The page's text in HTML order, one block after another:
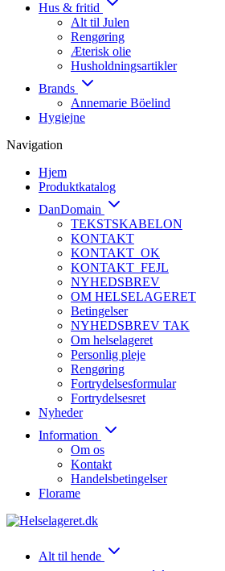
Hus & fritid
Alt til Julen
Rengøring
Æterisk olie
Husholdningsartikler
Brands
Annemarie Böelind
Hygiejne
Navigation
Hjem
Produktkatalog
DanDomain
TEKSTSKABELON
KONTAKT
KONTAKT_OK
KONTAKT_FEJL
NYHEDSBREV
OM HELSELAGERET
Betingelser
NYHEDSBREV TAK
Om helselageret
Personlig pleje
Rengøring
Fortrydelsesformular
Fortrydelsesret
Nyheder
Information
Om os
Kontakt
Handelsbetingelser
Florame
Alt til hende